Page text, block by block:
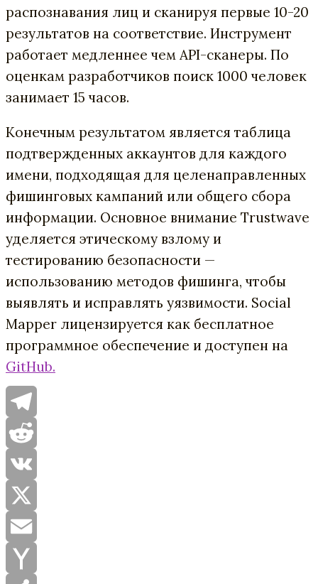
распознавания лиц и сканируя первые 10-20
результатов на соответствие. Инструмент
работает медленнее чем API-сканеры. По
оценкам разработчиков поиск 1000 человек
занимает 15 часов.
Конечным результатом является таблица
подтвержденных аккаунтов для каждого
имени, подходящая для целенаправленных
фишинговых кампаний или общего сбора
информации. Основное внимание Trustwave
уделяется этическому взлому и
тестированию безопасности —
использованию методов фишинга, чтобы
выявлять и исправлять уязвимости. Social
Mapper лицензируется как бесплатное
программное обеспечение и доступен на
GitHub.
Telegram
Reddit
VK
X
Email